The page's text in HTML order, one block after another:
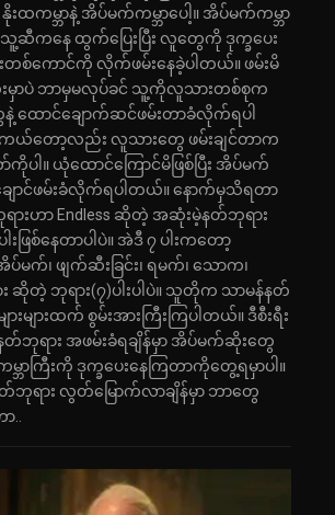
ထကမ္ဘာနဲ့ အိပ်မက်ကမ္ဘာပေါ့။ အိပ်မက်ကမ္ဘာ
ဆီကနေ ထွက်ပြေးပြီး လူတွေကို ဒုက္ခပေး
စ်ကောင်ကို လိုက်ဖမ်းနေခဲ့ပါတယ်။ ဖမ်းမိ
မှာပဲ ဘာမှမလုပ်ခင် သူ့ကိုလူသားတစ်စုက
ထောင်ချောက်ဆင်ဖမ်းတာခံလိုက်ရပါ
ယ်တော့လည်း လူသားတွေ ဖမ်းချင်တာက
ပါ။ ယုံထောင်ကြောင်မိဖြစ်ပြီး အိပ်မက်
ာင်ဖမ်းခံလိုက်ရပါတယ်။ နောက်မှသိရတာ
းဟာ Endless ဆိုတဲ့ အဆုံးမဲ့နတ်ဘုရား
းဖြစ်နေတာပါပဲ။ အဲဒီ ၇ ပါးကတော့
အိပ်မက်၊ ဖျက်ဆီးခြင်း၊ ရမက်၊ သောက၊
ဆိုတဲ့ ဘုရား(၇)ပါးပါပဲ။ သူတိုက သာမန်နတ်
းများထက် စွမ်းအားကြီးကြပါတယ်။ ဒီစီးရီး
ဘုရား အဖမ်းခံရချိန်မှာ အိပ်မက်ဆိုးတွေ
ကမ္ဘာကြီးကို ဒုက္ခပေးနေကြတာကိုတွေ့ရမှာပါ။
ဘုရား လွတ်မြောက်လာချိန်မှာ ဘာတွေ
..